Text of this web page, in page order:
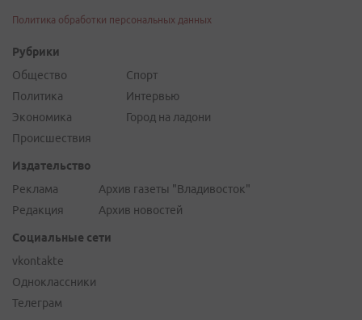
Политика обработки персональных данных
Рубрики
Общество
Политика
Экономика
Происшествия
Спорт
Интервью
Город на ладони
Издательство
Реклама
Редакция
Архив газеты "Владивосток"
Архив новостей
Социальные сети
vkontakte
Одноклассники
Телеграм